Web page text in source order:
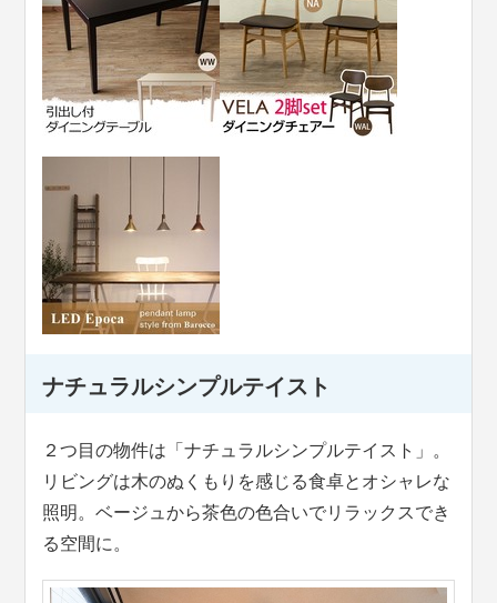
ナチュラルシンプルテイスト
２つ目の物件は「ナチュラルシンプルテイスト」。
リビングは木のぬくもりを感じる食卓とオシャレな
照明。ベージュから茶色の色合いでリラックスでき
る空間に。